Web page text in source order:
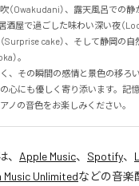
（Owakudani）、露天風呂での
酒屋で過ごした味わい深い夜（
Surprise cake）、そして静岡の
）。
、その瞬間の感情と景色の移ろ
心にも優しく寄り添います。記
ノの音色をお楽しみください。
、 Apple Music、 Spotify、
Music Unlimitedなどの音楽